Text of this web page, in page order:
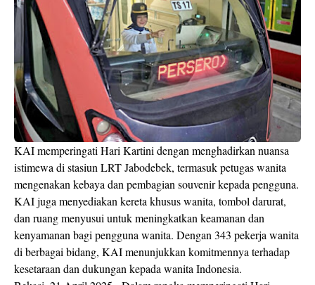
KAI memperingati Hari Kartini dengan menghadirkan nuansa
istimewa di stasiun LRT Jabodebek, termasuk petugas wanita
mengenakan kebaya dan pembagian souvenir kepada pengguna.
KAI juga menyediakan kereta khusus wanita, tombol darurat,
dan ruang menyusui untuk meningkatkan keamanan dan
kenyamanan bagi pengguna wanita. Dengan 343 pekerja wanita
di berbagai bidang, KAI menunjukkan komitmennya terhadap
kesetaraan dan dukungan kepada wanita Indonesia.